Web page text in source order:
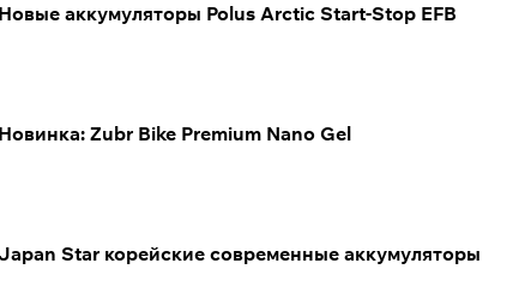
Новые аккумуляторы Polus Arctic Start-Stop EFB
Новинка: Zubr Bike Premium Nano Gel
Star корейские современные аккумуляторы